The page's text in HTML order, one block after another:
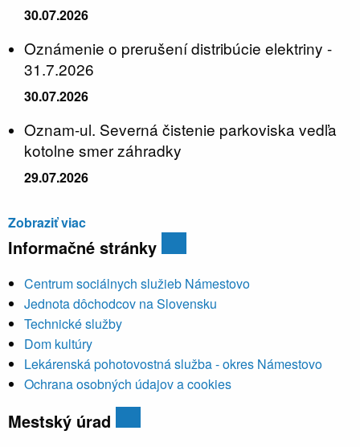
30.07.2026
Oznámenie o prerušení distribúcie elektriny -
31.7.2026
30.07.2026
Oznam-ul. Severná čistenie parkoviska vedľa
kotolne smer záhradky
29.07.2026
Zobraziť viac
Informačné stránky
Centrum sociálnych služieb Námestovo
Jednota dôchodcov na Slovensku
Technické služby
Dom kultúry
Lekárenská pohotovostná služba - okres Námestovo
Ochrana osobných údajov a cookies
Mestský úrad